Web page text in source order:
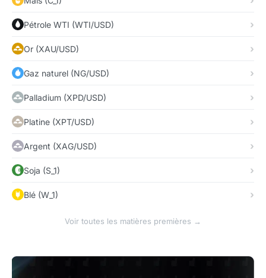
Pétrole WTI (WTI/USD)
Or (XAU/USD)
Gaz naturel (NG/USD)
Palladium (XPD/USD)
Platine (XPT/USD)
Argent (XAG/USD)
Soja (S_1)
Blé (W_1)
Voir toutes les matières premières →